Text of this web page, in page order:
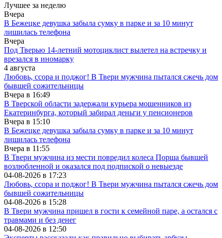
Лучшее за неделю
Вчера
В Бежецке девушка забыла сумку в парке и за 10 минут
лишилась телефона
Вчера
Под Тверью 14-летний мотоциклист вылетел на встречку и
врезался в иномарку
4 августа
Любовь, ссора и поджог! В Твери мужчина пытался сжечь дом
бывшей сожительницы
Вчера в 16:49
В Тверской области задержали курьера мошенников из
Екатеринбурга, который забирал деньги у пенсионеров
Вчера в 15:10
В Бежецке девушка забыла сумку в парке и за 10 минут
лишилась телефона
Вчера в 11:55
В Твери мужчина из мести повредил колеса Порша бывшей
возлюбленной и оказался под подпиской о невыезде
04-08-2026 в 17:23
Любовь, ссора и поджог! В Твери мужчина пытался сжечь дом
бывшей сожительницы
04-08-2026 в 15:28
В Твери мужчина пришел в гости к семейной паре, а остался с
травмами и без денег
04-08-2026 в 12:50